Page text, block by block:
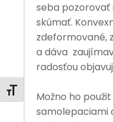
Zmeniť veľkosť písma
seba
skúmať.
zdeformované,
a dáva
radosťou
Možno ho
samolepaciami